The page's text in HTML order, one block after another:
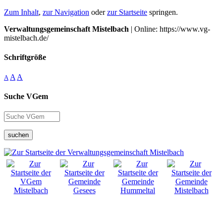
Zum Inhalt, zur Navigation oderzur Startseite springen.
Verwaltungsgemeinschaft Mistelbach | Online: https://www.vg-
mistelbach.de/
Schriftgröße
A A A
Suche VGem
suchen